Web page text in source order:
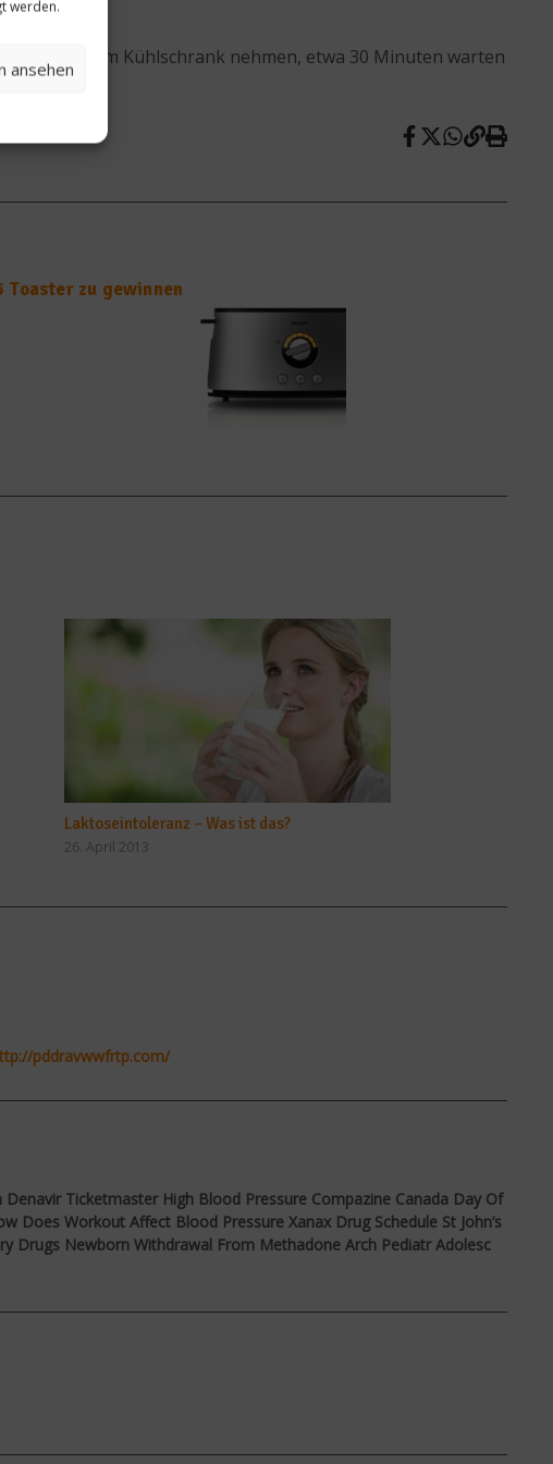
werden.
ansehen
aus dem Kühlschrank nehmen, etwa 30 Minuten warten
Toaster zu gewinnen
Laktoseintoleranz – Was ist das?
26. April 2013
pddravwwfrtp.com/
Ticketmaster High Blood Pressure Compazine Canada Day Of
Workout Affect Blood Pressure Xanax Drug Schedule St John’s
Drugs Newborn Withdrawal From Methadone Arch Pediatr Adolesc